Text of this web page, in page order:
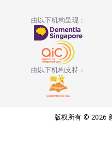
由以下机构呈现：
由以下机构支持：
版权所有 © 2026